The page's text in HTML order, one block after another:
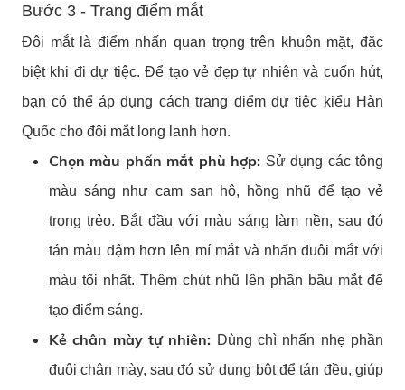
Bước 3 - Trang điểm mắt
Đôi mắt là điểm nhấn quan trọng trên khuôn mặt, đặc
biệt khi đi dự tiệc. Để tạo vẻ đẹp tự nhiên và cuốn hút,
bạn có thể áp dụng cách trang điểm dự tiệc kiểu Hàn
Quốc cho đôi mắt long lanh hơn.
Chọn màu phấn mắt phù hợp: Sử dụng các tông
màu sáng như cam san hô, hồng nhũ để tạo vẻ
trong trẻo. Bắt đầu với màu sáng làm nền, sau đó
tán màu đậm hơn lên mí mắt và nhấn đuôi mắt với
màu tối nhất. Thêm chút nhũ lên phần bầu mắt để
tạo điểm sáng.
Kẻ chân mày tự nhiên: Dùng chì nhấn nhẹ phần
đuôi chân mày, sau đó sử dụng bột để tán đều, giúp